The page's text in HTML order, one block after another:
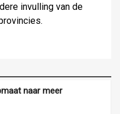
invulling van de
naar meer